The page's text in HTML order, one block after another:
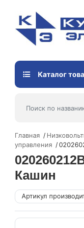
Каталог
Главная
управления
Кашин
Артикул